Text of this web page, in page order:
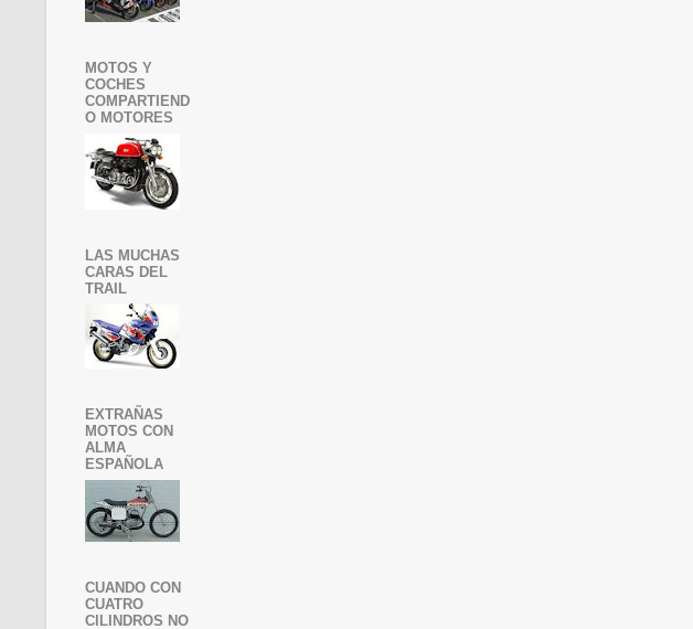
MOTOS Y
COCHES
COMPARTIEND
O MOTORES
LAS MUCHAS
CARAS DEL
TRAIL
EXTRAÑAS
MOTOS CON
ALMA
ESPAÑOLA
CUANDO CON
CUATRO
CILINDROS NO